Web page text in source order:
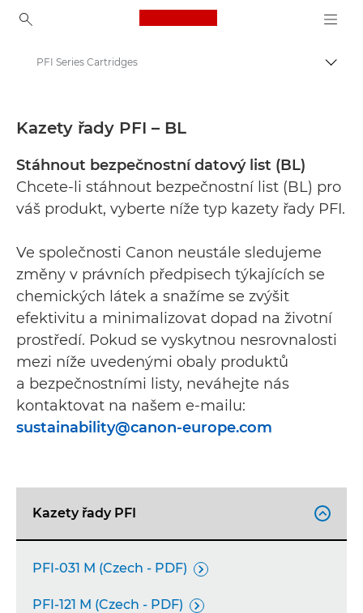
Canon Logo, back to
Bezpečnostní datové listy
PFI Series Cartridges
Kazety řady PFI – BL
Stáhnout bezpečnostní datový list (BL)
Chcete-li stáhnout bezpečnostní list (BL) pro
váš produkt, vyberte níže typ kazety řady PFI.
Ve společnosti Canon neustále sledujeme
změny v právních předpisech týkajících se
chemických látek a snažíme se zvýšit
efektivitu a minimalizovat dopad na životní
prostředí. Pokud se vyskytnou nesrovnalosti
mezi níže uvedenými obaly produktů
a bezpečnostními listy, neváhejte nás
kontaktovat na našem e-mailu:
sustainability@canon-europe.com
Kazety řady PFI 
PFI-031 M (Czech - PDF) 
PFI-121 M (Czech - PDF) 